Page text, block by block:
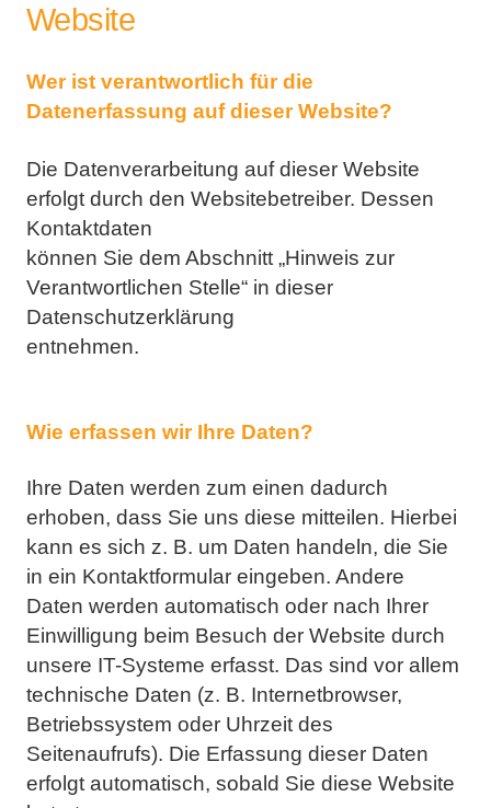
Website
Wer ist verantwortlich für die
Datenerfassung auf dieser Website?
Die Datenverarbeitung auf dieser Website
erfolgt durch den Websitebetreiber. Dessen
Kontaktdaten
können Sie dem Abschnitt „Hinweis zur
Verantwortlichen Stelle“ in dieser
Datenschutzerklärung
entnehmen.
Wie erfassen wir Ihre Daten?
Ihre Daten werden zum einen dadurch
erhoben, dass Sie uns diese mitteilen. Hierbei
kann es sich z. B. um Daten handeln, die Sie
in ein Kontaktformular eingeben. Andere
Daten werden automatisch oder nach Ihrer
Einwilligung beim Besuch der Website durch
unsere IT-Systeme erfasst. Das sind vor allem
technische Daten (z. B. Internetbrowser,
Betriebssystem oder Uhrzeit des
Seitenaufrufs). Die Erfassung dieser Daten
erfolgt automatisch, sobald Sie diese Website